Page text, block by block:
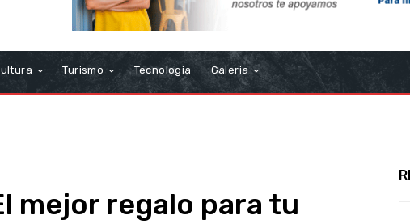
Turismo Tecnologia Galeria
mejor regalo para tu